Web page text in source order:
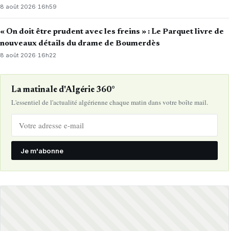
8 août 2026·16h59
« On doit être prudent avec les freins » : Le Parquet livre de
nouveaux détails du drame de Boumerdès
8 août 2026· 16h22
La matinale d'Algérie 360°
L'essentiel de l'actualité algérienne chaque matin dans votre boîte mail.
Je m'abonne